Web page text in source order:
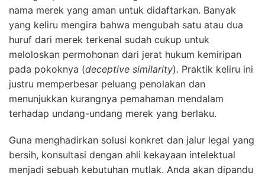
nama merek yang aman untuk didaftarkan. Banyak
yang keliru mengira bahwa mengubah satu atau dua
huruf dari merek terkenal sudah cukup untuk
meloloskan permohonan dari jerat hukum kemiripan
pada pokoknya (deceptive similarity). Praktik keliru ini
justru memperbesar peluang penolakan dan
menunjukkan kurangnya pemahaman mendalam
terhadap undang-undang merek yang berlaku.
Guna menghadirkan solusi konkret dan jalur legal yang
bersih, konsultasi dengan ahli kekayaan intelektual
menjadi sebuah kebutuhan mutlak. Anda akan dipandu